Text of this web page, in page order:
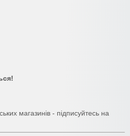
магазинів - підписуйтесь на